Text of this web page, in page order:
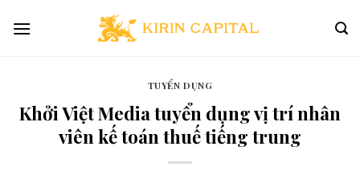
TUYỂN DỤNG
Khởi Việt Media tuyển dụng vị trí nhân
viên kế toán thuế tiếng trung